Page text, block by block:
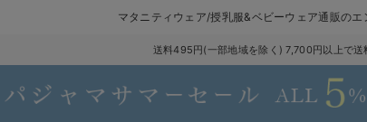
マタニティウェア/授乳服&ベビーウェア通販のエ
送料495円(一部地域を除く) 7,700円以上で送